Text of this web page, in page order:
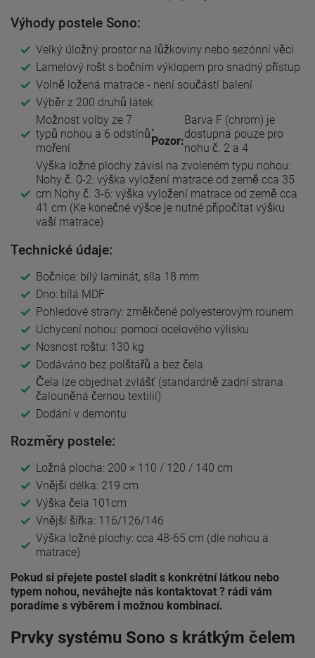
Výhody postele Sono:
Velký úložný prostor na lůžkoviny nebo sezónní věci
Lamelový rošt s bočním výklopem pro snadný přístup
Volně ložená matrace - není součástí balení
Výběr z 200 druhů látek
Možnost volby ze 7
typů nohou a 6 odstínů
moření
.
Pozor:
Barva F (chrom) je
dostupná pouze pro
nohu č. 2 a 4
Výška ložné plochy závisí na zvoleném typu nohou:
Nohy č. 0-2: výška vyložení matrace od země cca 35
cm Nohy č. 3-6: výška vyložení matrace od země cca
41 cm (Ke konečné výšce je nutné připočítat výšku
vaší matrace)
Technické údaje:
Bočnice: bílý laminát, síla 18 mm
Dno: bílá MDF
Pohledové strany: změkčené polyesterovým rounem
Uchycení nohou: pomocí ocelového výlisku
Nosnost roštu: 130 kg
Dodáváno bez polštářů a bez čela
Čela lze objednat zvlášť (standardně zadní strana
čalouněná černou textilií)
Dodání v demontu
Rozměry postele:
Ložná plocha: 200 × 110 / 120 / 140 cm
Vnější délka: 219 cm
Výška čela 101cm
Vnější šířka: 116/126/146
Výška ložné plochy: cca 48-65 cm (dle nohou a
matrace)
Pokud si přejete postel sladit s konkrétní látkou nebo
typem nohou, neváhejte nás kontaktovat ? rádi vám
poradíme s výběrem i možnou kombinací.
Prvky systému Sono s krátkým čelem